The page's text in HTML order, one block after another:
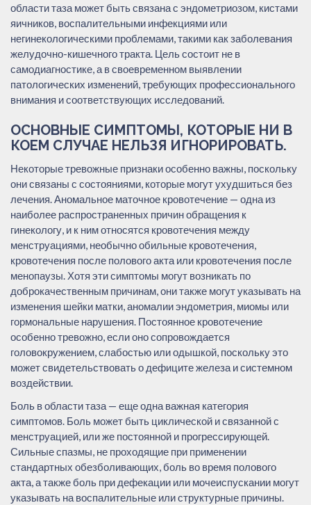
области таза может быть связана с эндометриозом, кистами
яичников, воспалительными инфекциями или
негинекологическими проблемами, такими как заболевания
желудочно-кишечного тракта. Цель состоит не в
самодиагностике, а в своевременном выявлении
патологических изменений, требующих профессионального
внимания и соответствующих исследований.
ОСНОВНЫЕ СИМПТОМЫ, КОТОРЫЕ НИ В
КОЕМ СЛУЧАЕ НЕЛЬЗЯ ИГНОРИРОВАТЬ.
Некоторые тревожные признаки особенно важны, поскольку
они связаны с состояниями, которые могут ухудшиться без
лечения. Аномальное маточное кровотечение — одна из
наиболее распространенных причин обращения к
гинекологу, и к ним относятся кровотечения между
менструациями, необычно обильные кровотечения,
кровотечения после полового акта или кровотечения после
менопаузы. Хотя эти симптомы могут возникать по
доброкачественным причинам, они также могут указывать на
изменения шейки матки, аномалии эндометрия, миомы или
гормональные нарушения. Постоянное кровотечение
особенно тревожно, если оно сопровождается
головокружением, слабостью или одышкой, поскольку это
может свидетельствовать о дефиците железа и системном
воздействии.
Боль в области таза — еще одна важная категория
симптомов. Боль может быть циклической и связанной с
менструацией, или же постоянной и прогрессирующей.
Сильные спазмы, не проходящие при применении
стандартных обезболивающих, боль во время полового
акта, а также боль при дефекации или мочеиспускании могут
указывать на воспалительные или структурные причины.